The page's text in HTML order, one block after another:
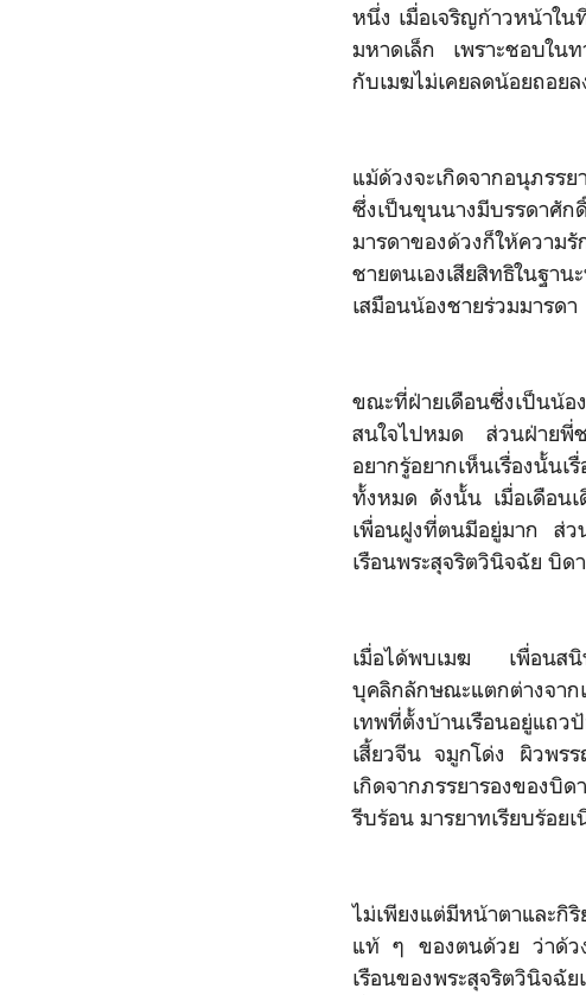
หนึ่ง เมื่อเจริญก้าวหน้าใ
มหาดเล็ก เพราะชอบใน
กับเมฆไม่เคยลดน้อยถอยล
แม้ด้วงจะเกิดจากอนุภรร
ซึ่งเป็นขุนนางมีบรรดาศั
มารดาของด้วงก็ให้ความ
ชายตนเองเสียสิทธิในฐา
เสมือนน้องชายร่วมมารดา
ขณะที่ฝ่ายเดือนซึ่งเป็นน้
สนใจไปหมด ส่วนฝ่ายพี่ช
อยากรู้อยากเห็นเรื่องนั้น
ทั้งหมด ดังนั้น เมื่อเดือนเ
เพื่อนฝูงที่ตนมีอยู่มาก ส่ว
เรือนพระสุจริตวินิจฉัย บิ
เมื่อได้พบเมฆ เพื่อนส
บุคลิกลักษณะแตกต่างจาก
เทพที่ตั้งบ้านเรือนอยู่แถ
เสี้ยวจีน จมูกโด่ง ผิวพร
เกิดจากภรรยารองของบิ
รีบร้อน มารยาทเรียบร้อย
ไม่เพียงแต่มีหน้าตาและกิ
แท้ ๆ ของตนด้วย ว่าด้วง
เรือนของพระสุจริตวินิจฉั